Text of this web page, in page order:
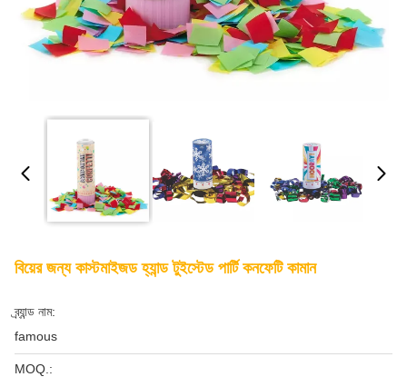
বিয়ের জন্য কাস্টমাইজড হ্যান্ড টুইস্টেড পার্টি কনফেটি কামান
ব্র্যান্ড নাম:
famous
MOQ.: